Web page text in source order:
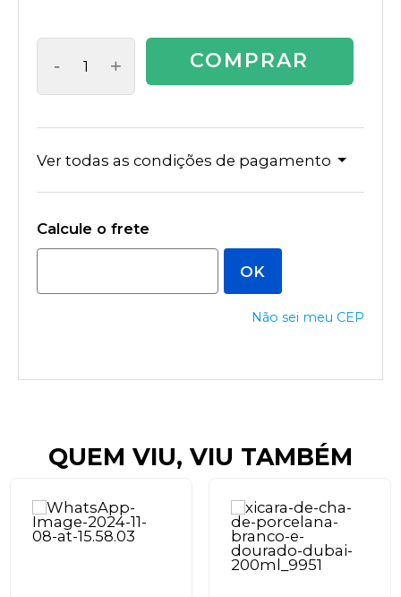
- + COMPRAR
Ver todas as condições de pagamento
Não sei meu CEP
QUEM VIU, VIU TAMBÉM